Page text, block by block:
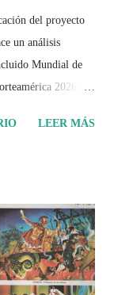
del proyecto
un análisis
Mundial de
2026 ha
en la
Deportivo no
Busca responder si
de entender el
comercialización y
LEER MÁS